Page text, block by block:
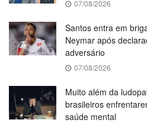
07/08/2026
Santos entra em
Neymar após
adversário
07/08/2026
Muito além da
brasileiros
saúde mental